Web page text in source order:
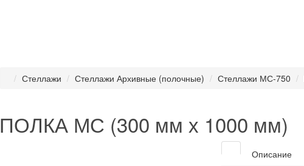
Стеллажи Стеллажи Архивные (полочные) Стеллажи МС-750
ПОЛКА МС (300 мм х 1000 мм)
Описание